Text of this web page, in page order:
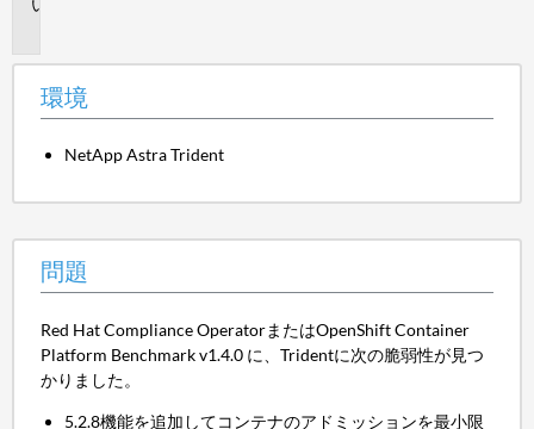
環境
NetApp Astra Trident
問題
Red Hat Compliance OperatorまたはOpenShift Container
Platform Benchmark v1.4.0 に、Tridentに次の脆弱性が見つ
かりました。
5.2.8機能を追加してコンテナのアドミッションを最小限